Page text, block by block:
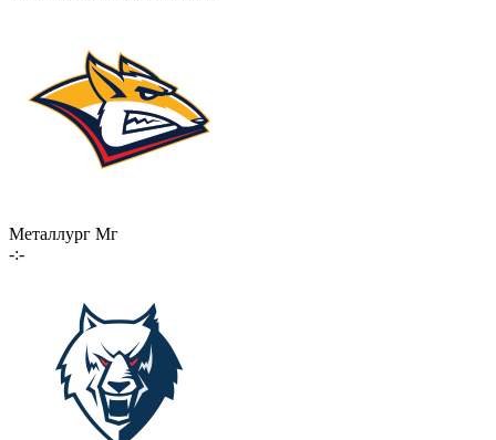
Металлург Мг
-:-